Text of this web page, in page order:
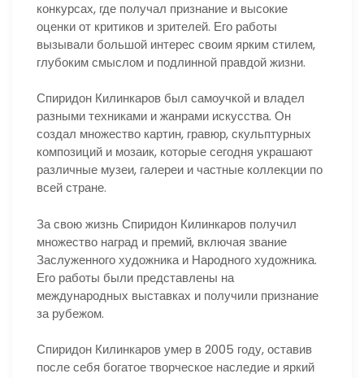
конкурсах, где получал признание и высокие
оценки от критиков и зрителей. Его работы
вызывали большой интерес своим ярким стилем,
глубоким смыслом и подлинной правдой жизни.
Спиридон Килинкаров был самоучкой и владел
разными техниками и жанрами искусства. Он
создал множество картин, гравюр, скульптурных
композиций и мозаик, которые сегодня украшают
различные музеи, галереи и частные коллекции по
всей стране.
За свою жизнь Спиридон Килинкаров получил
множество наград и премий, включая звание
Заслуженного художника и Народного художника.
Его работы были представлены на
международных выставках и получили признание
за рубежом.
Спиридон Килинкаров умер в 2005 году, оставив
после себя богатое творческое наследие и яркий